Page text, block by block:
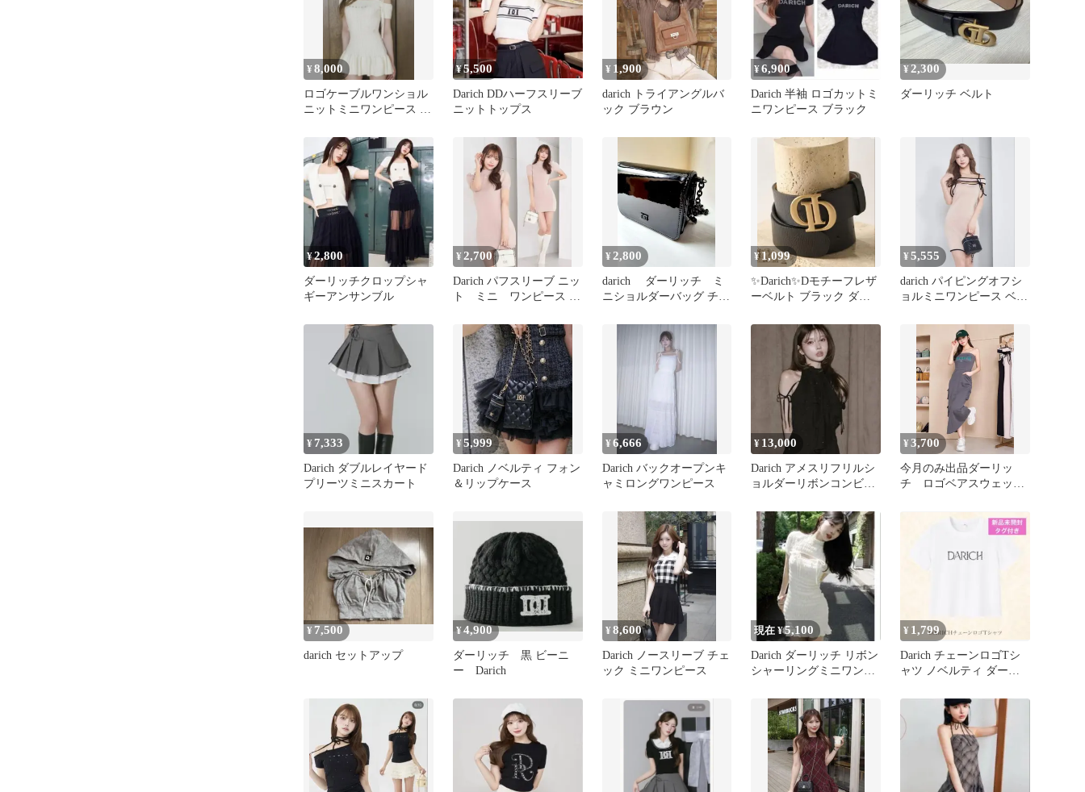
¥8,000
ロゴケーブルワンショル
ニットミニワンピース ダ
¥5,500
Darich DDハーフスリーブ
ニットトップス
¥ 1,900
darich トライアングルバ
ック ブラウン
¥6,900
Darich 半袖 ロゴカットミ
ニワンピース ブラック
¥ 2,300
ダーリッチ ベルト
¥2,800
ダーリッチクロップシャ
ギーアンサンブル
¥2,700
Darich パフスリーブ ニッ
ト ミニ ワンピース ピ
¥ 2,800
darich ダーリッチ ミ
ニショルダーバッグ チェ
¥1,099
✨Darich✨Dモチーフレザ
ーベルト ブラック ダー
¥5,555
darich パイピングオフシ
ョルミニワンピース ベー
¥ 7,333
Darich ダブルレイヤード
プリーツミニスカート
¥5,999
Darich ノベルティ フォン
＆リップケース
¥6,666
Darich バックオープンキ
ャミロングワンピース
¥ 13,000
Darich アメスリフリルシ
ョルダーリボンコンビネ
¥3,700
今月のみ出品ダーリッ
チ ロゴベアスウェット
¥ 7,500
darich セットアップ
¥4,900
ダーリッチ 黒 ビーニ
ー Darich
¥8,600
Darich ノースリーブ チェ
ック ミニワンピース
現在 ¥5,100
Darich ダーリッチ リボン
シャーリングミニワンピ
¥ 1,799
Darich チェーンロゴTシ
ャツ ノベルティ ダーリ